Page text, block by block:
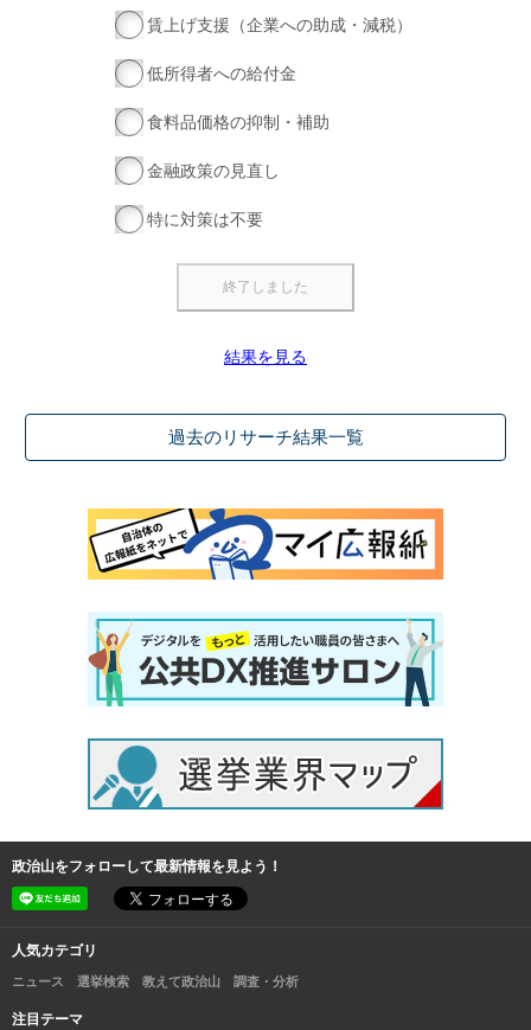
賃上げ支援（企業への助成・減税）
低所得者への給付金
食料品価格の抑制・補助
金融政策の見直し
特に対策は不要
結果を見る
過去のリサーチ結果一覧
政治山をフォローして最新情報を見よう！
人気カテゴリ
ニュース 選挙検索 教えて政治山 調査・分析
注目テーマ